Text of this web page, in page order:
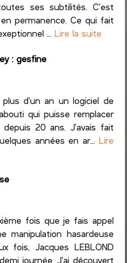
ses subtilités. C'est
permanence. Ce qui fait
...Lire la suite
: gesfine
d'un an un logiciel de
qui puisse remplacer
depuis 20 ans. J'avais fait
années en ar... Lire
fois que je fais appel
manipulation hasardeuse
fois, Jacques LEBLOND
journée. J'ai découvert